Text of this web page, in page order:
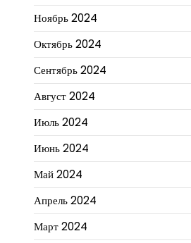
Ноябрь 2024
Октябрь 2024
Сентябрь 2024
Август 2024
Июль 2024
Июнь 2024
Май 2024
Апрель 2024
Март 2024